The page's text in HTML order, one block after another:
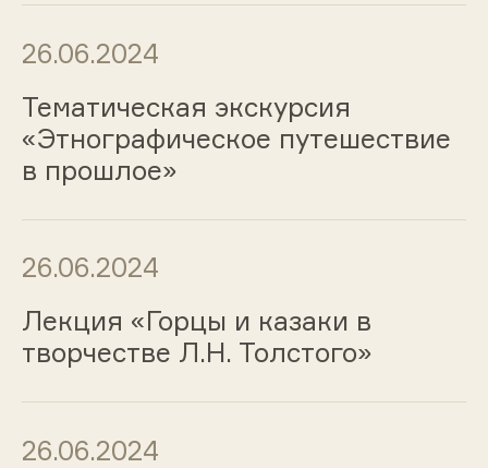
26.06.2024
Тематическая экскурсия
«Этнографическое путешествие
в прошлое»
26.06.2024
Лекция «Горцы и казаки в
творчестве Л.Н. Толстого»
26.06.2024